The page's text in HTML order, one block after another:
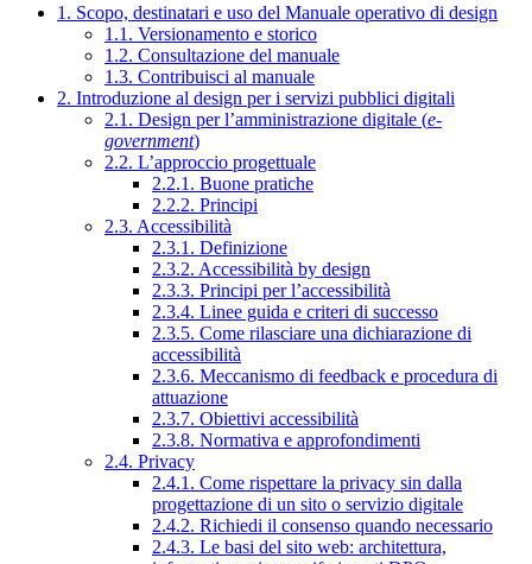
1. Scopo, destinatari e uso del Manuale operativo di design
1.1. Versionamento e storico
1.2. Consultazione del manuale
1.3. Contribuisci al manuale
2. Introduzione al design per i servizi pubblici digitali
2.1. Design per l’amministrazione digitale (e-
government)
2.2. L’approccio progettuale
2.2.1. Buone pratiche
2.2.2. Principi
2.3. Accessibilità
2.3.1. Definizione
2.3.2. Accessibilità by design
2.3.3. Principi per l’accessibilità
2.3.4. Linee guida e criteri di successo
2.3.5. Come rilasciare una dichiarazione di
accessibilità
2.3.6. Meccanismo di feedback e procedura di
attuazione
2.3.7. Obiettivi accessibilità
2.3.8. Normativa e approfondimenti
2.4. Privacy
2.4.1. Come rispettare la privacy sin dalla
progettazione di un sito o servizio digitale
2.4.2. Richiedi il consenso quando necessario
2.4.3. Le basi del sito web: architettura,